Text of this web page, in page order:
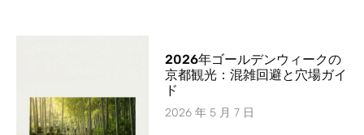
2026年ゴールデンウィークの
京都観光：混雑回避と穴場ガイ
ド
2026 年 5 月 7 日